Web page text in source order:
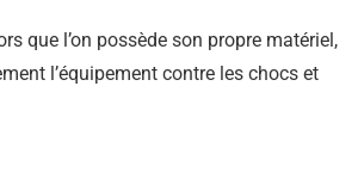
que l’on possède son propre matériel,
l’équipement contre les chocs et